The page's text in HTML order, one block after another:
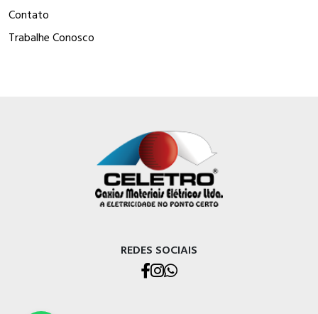
Contato
Trabalhe Conosco
REDES SOCIAIS